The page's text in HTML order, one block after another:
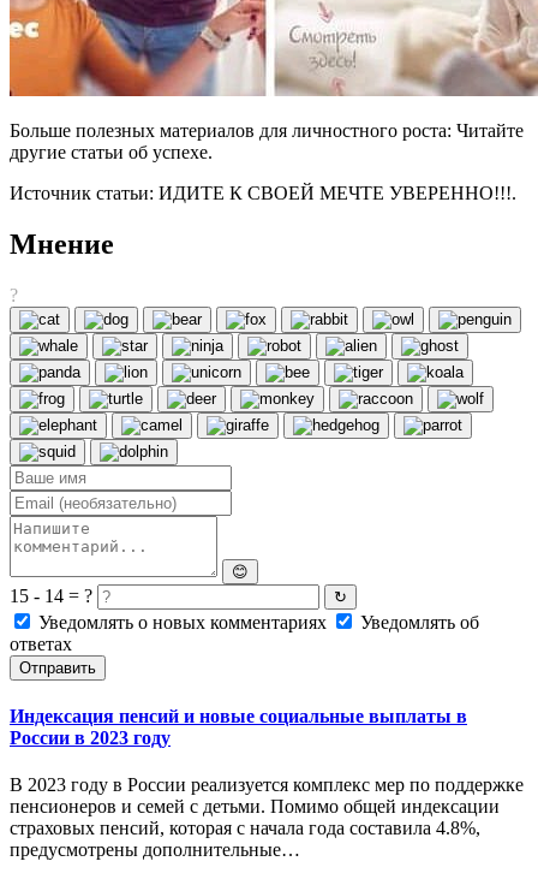
Больше полезных материалов для личностного роста: Читайте
другие статьи об успехе.
Источник статьи: ИДИТЕ К СВОЕЙ МЕЧТЕ УВЕРЕННО!!!.
Мнение
?
😊
15 - 14 = ? ↻
Уведомлять о новых комментариях
Уведомлять об
ответах
Отправить
Индексация пенсий и новые социальные выплаты в
России в 2023 году
В 2023 году в России реализуется комплекс мер по поддержке
пенсионеров и семей с детьми. Помимо общей индексации
страховых пенсий, которая с начала года составила 4.8%,
предусмотрены дополнительные…